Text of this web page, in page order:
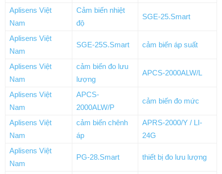
Aplisens Việt
Nam
Cảm biến nhiệt
độ
SGE-25.Smart
Aplisens Việt
Nam
SGE-25S.Smart cảm biến áp suất
Aplisens Việt
Nam
cảm biến đo lưu
lượng
APCS-2000ALW/L
Aplisens Việt
Nam
APCS-
2000ALW/P
cảm biến đo mức
Aplisens Việt
Nam
cảm biến chênh
áp
APRS-2000/Y / LI-
24G
Aplisens Việt
Nam
PG-28.Smart thiết bị đo lưu lượng